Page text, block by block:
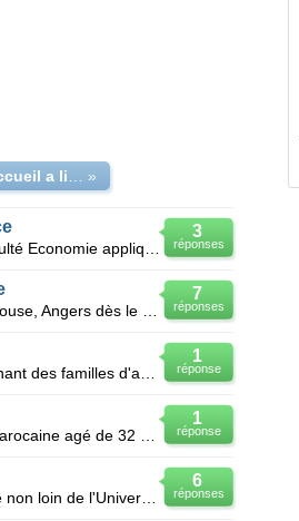
»
3
réponses
7
réponses
1
réponse
1
réponse
6
réponses
Je recherche actuellement une famille d'accueil située non loin de l'Université Catholique et qui po